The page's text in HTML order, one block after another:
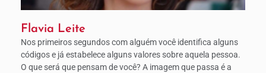
Flavia Leite
Nos primeiros segundos com alguém você identifica alguns
códigos e já estabelece alguns valores sobre aquela pessoa.
O que será que pensam de você? A imagem que passa é a